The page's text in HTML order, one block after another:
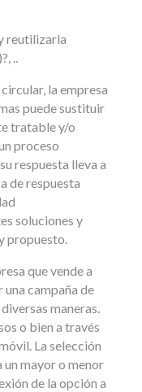
reutilizarla
..
la empresa
puede sustituir
tratable y/o
proceso
respuesta lleva a
de respuesta
soluciones y
propuesto.
que vende a
campaña de
maneras.
o bien a través
La selección
mayor o menor
de la opción a